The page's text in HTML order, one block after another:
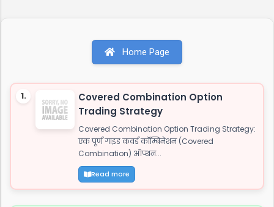
यारो के यार है जाट, और दुशमन के लिये तुफान है जाट, तभी
तो दुनिया कहती है बाप रे खतरनाक है जाट..!!" इस शायरी को
अटीट्यूड स्टेटस "ये आवाज नही जाट कि दहाड़ है, अकेले भी
खडे सामने हो जाये तो...
Home Page
1.
Covered Combination Option
Trading Strategy
Covered Combination Option Trading Strategy:
एक पूर्ण गाइड कवर्ड कॉम्बिनेशन (Covered
Combination) ऑप्शन...
Read more